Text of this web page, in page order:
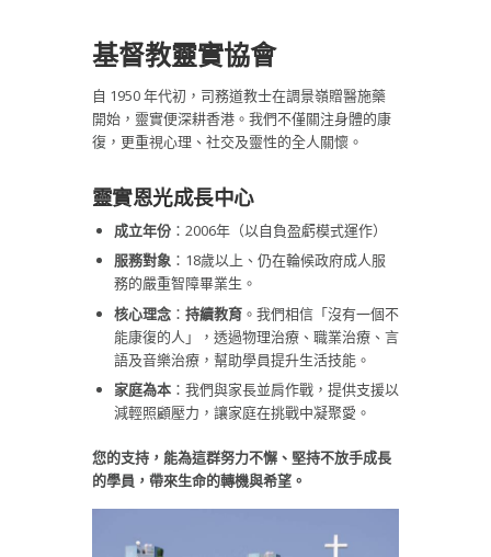
基督教靈實協會
自 1950 年代初，司務道教士在調景嶺贈醫施藥
開始，靈實便深耕香港。我們不僅關注身體的康
復，更重視心理、社交及靈性的全人關懷。
靈實恩光成長中心
成立年份：2006年（以自負盈虧模式運作）
服務對象：18歲以上、仍在輪候政府成人服
務的嚴重智障畢業生。
核心理念： 持續教育。我們相信「沒有一個不
能康復的人」，透過物理治療、職業治療、言
語及音樂治療，幫助學員提升生活技能。
家庭為本：我們與家長並肩作戰，提供支援以
減輕照顧壓力，讓家庭在挑戰中凝聚愛。
您的支持，能為這群努力不懈、堅持不放手成長
的學員，帶來生命的轉機與希望。